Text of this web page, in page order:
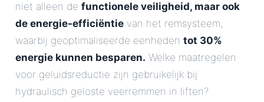
niet alleen de functionele veiligheid, maar ook
de energie-efficiëntie van het remsysteem,
waarbij geoptimaliseerde eenheden tot 30%
energie kunnen besparen. Welke maatregelen
voor geluidsreductie zijn gebruikelijk bij
hydraulisch geloste veerremmen in liften?